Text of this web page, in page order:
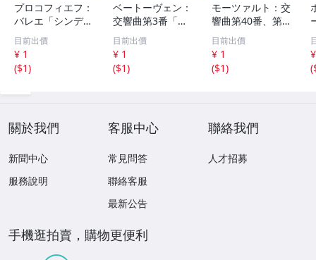
プロコフィエフ：
バレエ「シンデレ
ラ」、交響曲第1
番「古典」 アン
ドレ・プレヴィン
EMI 70
目前出價
¥ 1
($1)
ベートーヴェン：
交響曲第3番「英
雄」、コリオラン
序曲 金聖響 WA
RNER CLASSICS
224
目前出價
¥ 1
($1)
モーツァルト：交
響曲第40番、第4
1番「ジュピタ
ー」 ロリン・マ
ゼール PHILIPS 2
21
目前出價
¥ 1
($1)
(
關於我們
新聞中心
服務說明
客服中心
常見問答
聯絡客服
最新公告
聯絡我們
人才招募
手機逛拍賣，購物更便利